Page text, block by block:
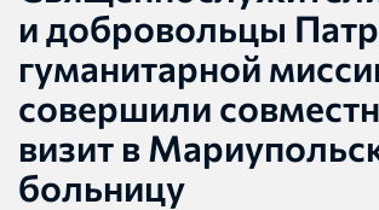
и добровольцы
гуманитарной
совершили
визит в
больницу